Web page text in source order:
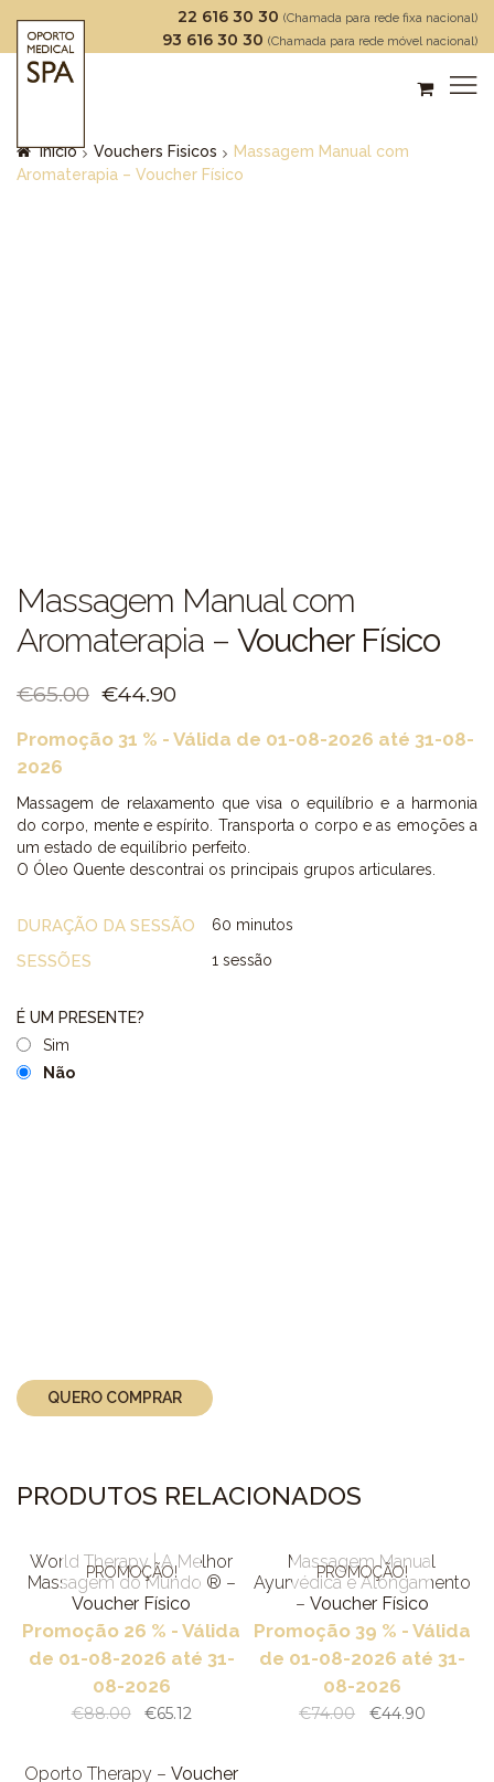
22 616 30 30 (Chamada para rede fixa nacional)
93 616 30 30 (Chamada para rede móvel nacional)
PREVENÇÃO | RELAXAMENTO
WORLD THERAPY | A MELHOR MASSAGEM DO MUNDO ®
RITUAIS DE TRANQUILIDADE | ESCAPE A DOIS
ROSTO E CORPO
CAMPANHA DE AGOSTO
REGISTAR
Início Vouchers Fisicos
Massagem Manual com
Aromaterapia – Voucher Físico
Massagem Manual com
Aromaterapia – Voucher Físico
€65.00 €44.90
Promoção 31 % - Válida de 01-08-2026 até 31-08-
2026
Massagem de relaxamento que visa o equilíbrio e a harmonia
do corpo, mente e espírito. Transporta o corpo e as emoções a
um estado de equilíbrio perfeito.
O Óleo Quente descontrai os principais grupos articulares.
DURAÇÃO DA SESSÃO 60 minutos
SESSÕES 1 sessão
Sim
Não
QUERO COMPRAR
PRODUTOS RELACIONADOS
VER PRODUTO
World Therapy | A Melhor
Massagem do Mundo ® –
Voucher Físico
Promoção 26 % - Válida
de 01-08-2026 até 31-
08-2026
PROMOÇÃO!
€88.00 €65.12
VER PRODUTO
Massagem Manual
Ayurvédica e Alongamento
– Voucher Físico
Promoção 39 % - Válida
de 01-08-2026 até 31-
08-2026
PROMOÇÃO!
€74.00 €44.90
VER PRODUTO
Oporto Therapy –Voucher